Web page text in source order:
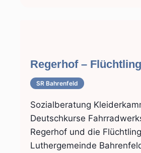
Regerhof –
SR Bahrenfeld
Sozialberatung
Deutschkurse
Regerhof und die
Luthergemeinde